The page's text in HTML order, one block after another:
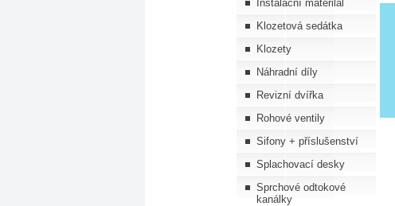
Instalační materilál
Klozetová sedátka
Klozety
Náhradní díly
Revizní dvířka
Rohové ventily
Sifony + příslušenství
Splachovací desky
Sprchové odtokové
kanálky